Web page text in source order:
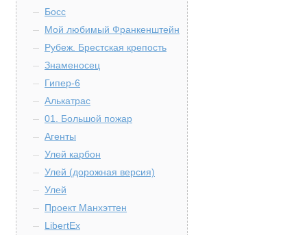
Босс
Мой любимый Франкенштейн
Рубеж. Брестская крепость
Знаменосец
Гипер-6
Алькатрас
01. Большой пожар
Агенты
Улей карбон
Улей (дорожная версия)
Улей
Проект Манхэттен
LibertEx